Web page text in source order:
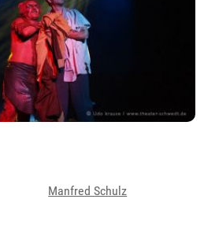
Manfred Schulz